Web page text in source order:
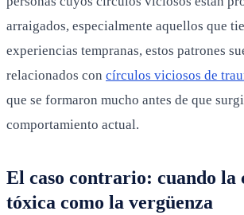
arraigados, especialmente aquellos que
experiencias tempranas, estos patrones
relacionados con círculos viciosos de
que se formaron mucho antes de que
comportamiento actual.
El caso contrario: cuando la
tóxica como la vergüenza